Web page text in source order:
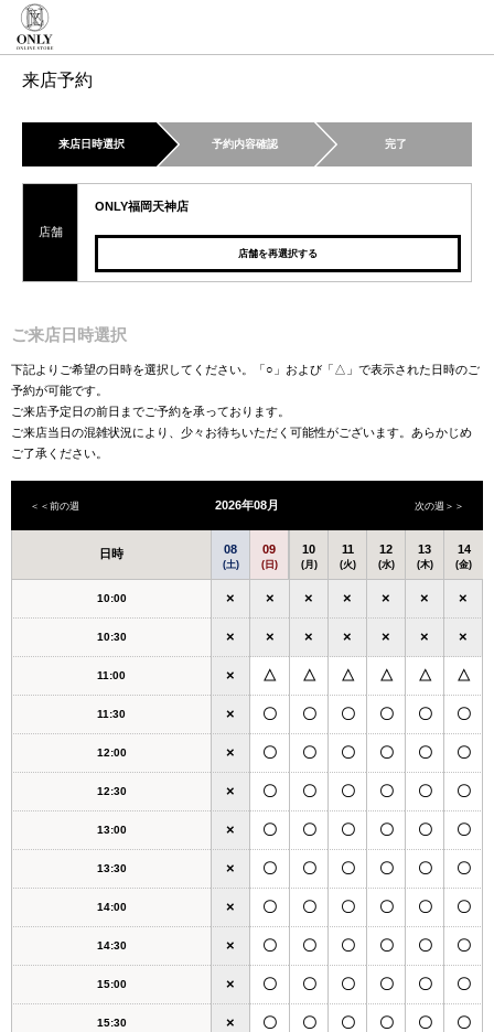
来店予約
来店日時選択 予約内容確認 完了
店舗
ONLY福岡天神店
店舗を再選択する
ご来店日時選択
下記よりご希望の日時を選択してください。「○」および「△」で表示された日時のご
予約が可能です。
ご来店予定日の前日までご予約を承っております。
ご来店当日の混雑状況により、少々お待ちいただく可能性がございます。あらかじめ
ご了承ください。
＜＜前の週 2026年08月 次の週＞＞
日時 08
(土)
09
(日)
10
(月)
11
(火)
12
(水)
13
(木)
14
(金)
10:00 × × × × × × ×
10:30 × × × × × × ×
11:00 × △ △ △ △ △ △
11:30 × 〇 〇 〇 〇 〇 〇
12:00 × 〇 〇 〇 〇 〇 〇
12:30 × 〇 〇 〇 〇 〇 〇
13:00 × 〇 〇 〇 〇 〇 〇
13:30 × 〇 〇 〇 〇 〇 〇
14:00 × 〇 〇 〇 〇 〇 〇
14:30 × 〇 〇 〇 〇 〇 〇
15:00 × 〇 〇 〇 〇 〇 〇
15:30 × 〇 〇 〇 〇 〇 〇